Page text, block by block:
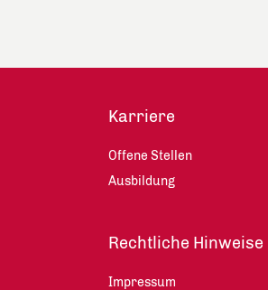
Karriere
Offene Stellen
Ausbildung
Rechtliche Hinweise
Impressum